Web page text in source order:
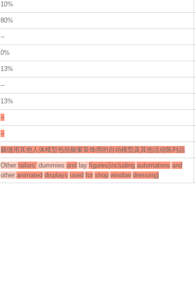
10%
80%
--
0%
13%
--
13%
--
--
裁缝用其他人体模型包括橱窗装饰用的自动模型及其他活动陈列品
Other tailors’ dummies and lay figures(including automatons and
other animated displays used for shop window dressing)